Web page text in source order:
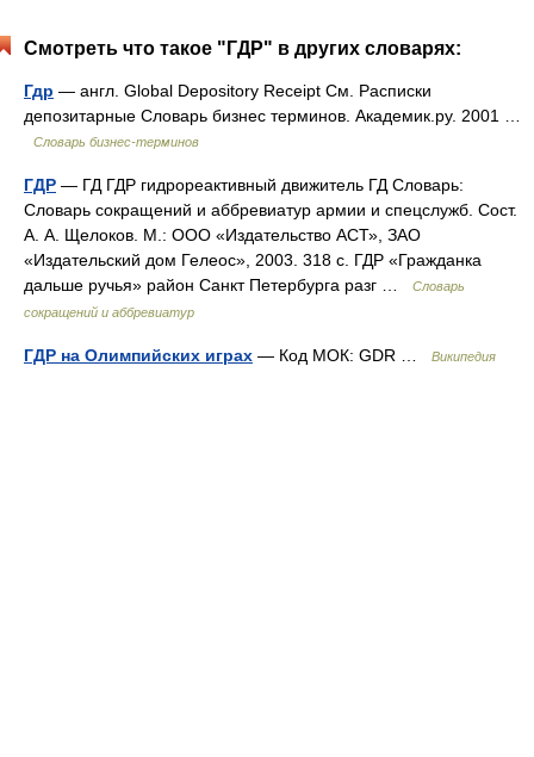
Смотреть что такое "ГДР" в других словарях:
Гдр — англ. Global Depository Receipt См. Расписки
депозитарные Словарь бизнес терминов. Академик.ру. 2001 …
Словарь бизнес-терминов
ГДР — ГД ГДР гидрореактивный движитель ГД Словарь:
Словарь сокращений и аббревиатур армии и спецслужб. Сост.
А. А. Щелоков. М.: ООО «Издательство АСТ», ЗАО
«Издательский дом Гелеос», 2003. 318 с. ГДР «Гражданка
дальше ручья» район Санкт Петербурга разг …
Словарь
сокращений и аббревиатур
ГДР на Олимпийских играх — Код МОК: GDR … Википедия